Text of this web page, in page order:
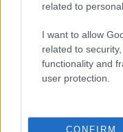
related to
I want to allow
related to
functionality and
user protection.
CONFIRM